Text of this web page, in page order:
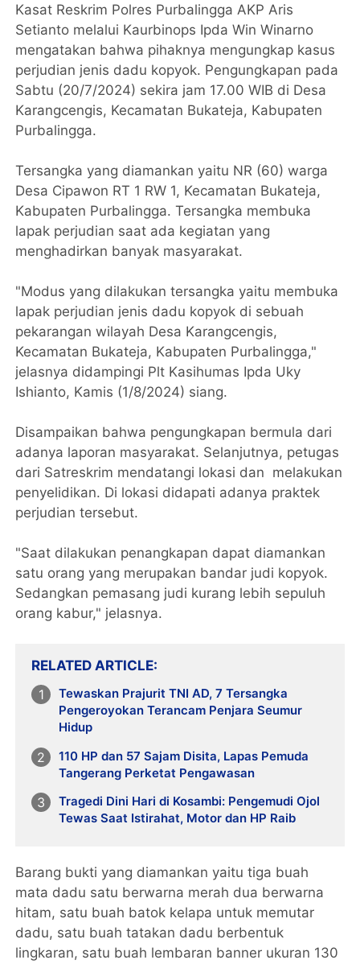
Kasat Reskrim Polres Purbalingga AKP Aris
Setianto melalui Kaurbinops Ipda Win Winarno
mengatakan bahwa pihaknya mengungkap kasus
perjudian jenis dadu kopyok. Pengungkapan pada
Sabtu (20/7/2024) sekira jam 17.00 WIB di Desa
Karangcengis, Kecamatan Bukateja, Kabupaten
Purbalingga.
Tersangka yang diamankan yaitu NR (60) warga
Desa Cipawon RT 1 RW 1, Kecamatan Bukateja,
Kabupaten Purbalingga. Tersangka membuka
lapak perjudian saat ada kegiatan yang
menghadirkan banyak masyarakat.
"Modus yang dilakukan tersangka yaitu membuka
lapak perjudian jenis dadu kopyok di sebuah
pekarangan wilayah Desa Karangcengis,
Kecamatan Bukateja, Kabupaten Purbalingga,"
jelasnya didampingi Plt Kasihumas Ipda Uky
Ishianto, Kamis (1/8/2024) siang.
Disampaikan bahwa pengungkapan bermula dari
adanya laporan masyarakat. Selanjutnya, petugas
dari Satreskrim mendatangi lokasi dan melakukan
penyelidikan. Di lokasi didapati adanya praktek
perjudian tersebut.
"Saat dilakukan penangkapan dapat diamankan
satu orang yang merupakan bandar judi kopyok.
Sedangkan pemasang judi kurang lebih sepuluh
orang kabur," jelasnya.
RELATED ARTICLE
Tewaskan Prajurit TNI AD, 7 Tersangka
Pengeroyokan Terancam Penjara Seumur
Hidup
110 HP dan 57 Sajam Disita, Lapas Pemuda
Tangerang Perketat Pengawasan
Tragedi Dini Hari di Kosambi: Pengemudi Ojol
Tewas Saat Istirahat, Motor dan HP Raib
Barang bukti yang diamankan yaitu tiga buah
mata dadu satu berwarna merah dua berwarna
hitam, satu buah batok kelapa untuk memutar
dadu, satu buah tatakan dadu berbentuk
lingkaran, satu buah lembaran banner ukuran 130